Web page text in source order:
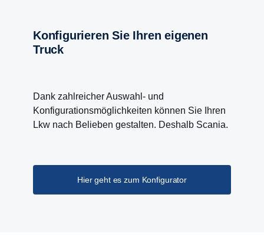
Konfigurieren Sie Ihren eigenen
Truck
Dank zahlreicher Auswahl- und
Konfigurationsmöglichkeiten können Sie Ihren
Lkw nach Belieben gestalten. Deshalb Scania.
Hier geht es zum Konfigurator